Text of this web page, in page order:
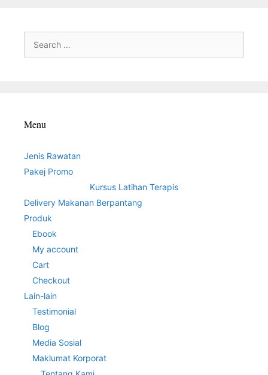
for:
Menu
Jenis Rawatan
Pakej Promo
Kursus Latihan Terapis
Delivery Makanan Berpantang
Produk
Ebook
My account
Cart
Checkout
Lain-lain
Testimonial
Blog
Media Sosial
Maklumat Korporat